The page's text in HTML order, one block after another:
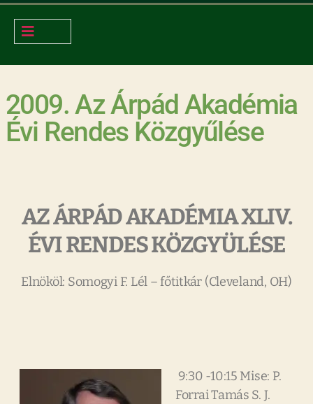
2009. Az Árpád Akadémia
Évi Rendes Közgyűlése
AZ ÁRPÁD AKADÉMIA XLIV.
ÉVI RENDES KÖZGYÜLÉSE
Elnököl: Somogyi F. Lél – főtitkár (Cleveland, OH)
9:30 -10:15 Mise: P.
Forrai Tamás S. J.